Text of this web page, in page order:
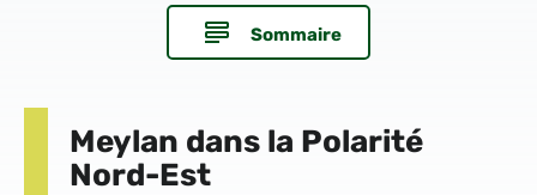
Sommaire
Meylan dans la Polarité
Nord-Est